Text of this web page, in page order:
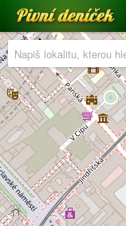
Pivní deníček
Restaurace a hospody
Pivní mapa
Pivní značky
Nápověda
Přihlásit se
Registrace